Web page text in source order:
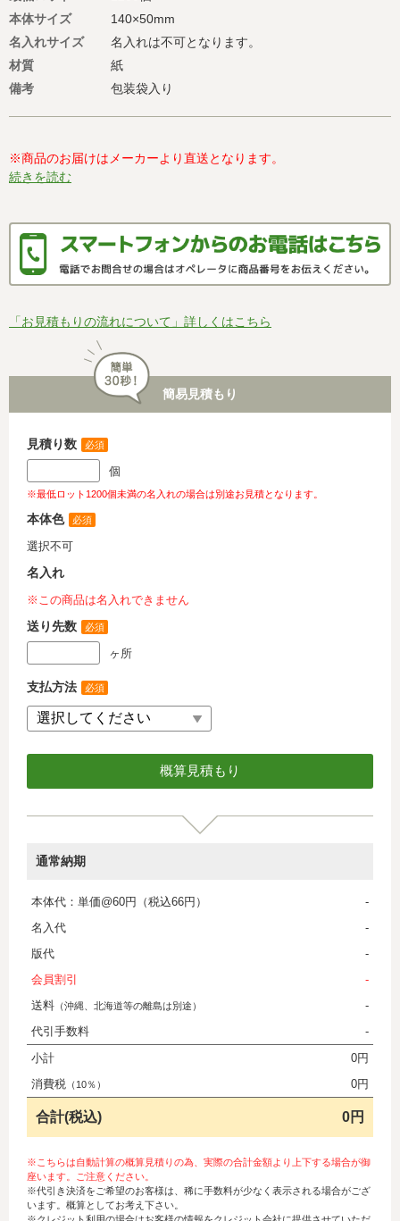
本体サイズ
140×50mm
名入れサイズ
名入れは不可となります。
材質
紙
備考
包装袋入り
※商品のお届けはメーカーより直送となります。
続きを読む
「お見積もりの流れについて」詳しくはこちら
簡易見積もり
見積り数 必須
個
※最低ロット1200個未満の名入れの場合は別途お見積となります。
本体色 必須
選択不可
名入れ
※この商品は名入れできません
送り先数 必須
ヶ所
支払方法 必須
通常納期
本体代：単価@60円（税込66円）
-
名入代
-
版代
-
会員割引
-
送料 （沖縄、北海道等の離島は別途）
-
代引手数料
-
小計
0円
消費税 （10％） 0円
合計(税込) 0円
※こちらは自動計算の概算見積りの為、実際の合計金額より上下する場合が御
座います。ご注意ください。
※代引き決済をご希望のお客様は、稀に手数料が少なく表示される場合がござ
います。概算としてお考え下さい。